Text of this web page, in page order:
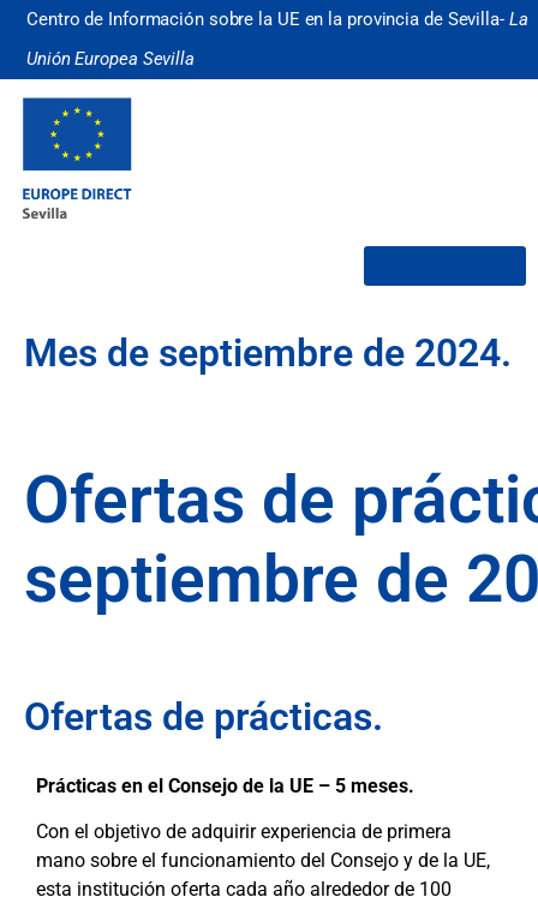
Centro de Información sobre la UE en la provincia de Sevilla- La
Unión Europea Sevilla
Mes de septiembre de 2024.
Ofertas de
septiembre de
Ofertas de prácticas.
Prácticas en el Consejo de la UE – 5 meses.
Con el objetivo de adquirir experiencia de primera
mano sobre el funcionamiento del Consejo y de la UE,
esta institución oferta cada año alrededor de 100